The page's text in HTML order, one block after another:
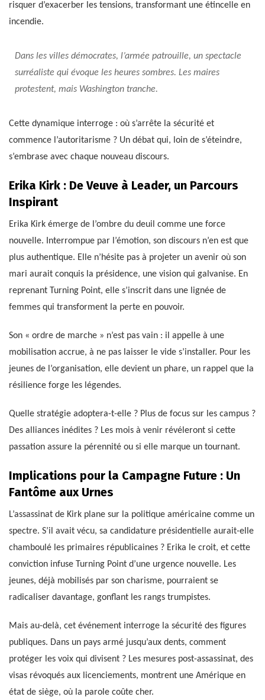
risquer d’exacerber les tensions, transformant une étincelle en
incendie.
Dans les villes démocrates, l’armée patrouille, un spectacle
surréaliste qui évoque les heures sombres. Les maires
protestent, mais Washington tranche.
Cette dynamique interroge : où s’arrête la sécurité et
commence l’autoritarisme ? Un débat qui, loin de s’éteindre,
s’embrase avec chaque nouveau discours.
Erika Kirk : De Veuve à Leader, un Parcours
Inspirant
Erika Kirk émerge de l’ombre du deuil comme une force
nouvelle. Interrompue par l’émotion, son discours n’en est que
plus authentique. Elle n’hésite pas à projeter un avenir où son
mari aurait conquis la présidence, une vision qui galvanise. En
reprenant Turning Point, elle s’inscrit dans une lignée de
femmes qui transforment la perte en pouvoir.
Son « ordre de marche » n’est pas vain : il appelle à une
mobilisation accrue, à ne pas laisser le vide s’installer. Pour les
jeunes de l’organisation, elle devient un phare, un rappel que la
résilience forge les légendes.
Quelle stratégie adoptera-t-elle ? Plus de focus sur les campus ?
Des alliances inédites ? Les mois à venir révéleront si cette
passation assure la pérennité ou si elle marque un tournant.
Implications pour la Campagne Future : Un
Fantôme aux Urnes
L’assassinat de Kirk plane sur la politique américaine comme un
spectre. S’il avait vécu, sa candidature présidentielle aurait-elle
chamboulé les primaires républicaines ? Erika le croit, et cette
conviction infuse Turning Point d’une urgence nouvelle. Les
jeunes, déjà mobilisés par son charisme, pourraient se
radicaliser davantage, gonflant les rangs trumpistes.
Mais au-delà, cet événement interroge la sécurité des figures
publiques. Dans un pays armé jusqu’aux dents, comment
protéger les voix qui divisent ? Les mesures post-assassinat, des
visas révoqués aux licenciements, montrent une Amérique en
état de siège, où la parole coûte cher.